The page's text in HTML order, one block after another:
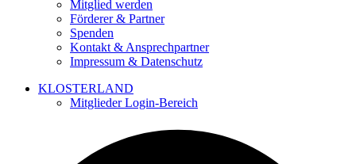
Mitglied werden
Förderer & Partner
Spenden
Kontakt & Ansprechpartner
Impressum & Datenschutz
KLOSTERLAND
Mitglieder Login-Bereich